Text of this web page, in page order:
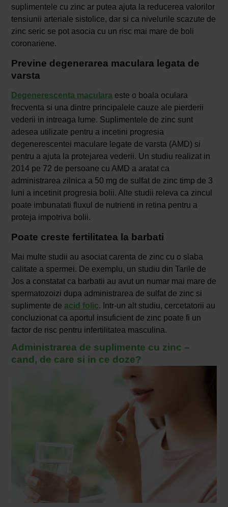
suplimentele cu zinc ar putea ajuta la reducerea valorilor
tensiunii arteriale sistolice, dar si ca nivelurile scazute de
zinc seric se pot asocia cu un risc mai mare de boli
coronariene.
Previne degenerarea maculara legata de
varsta
Degenerescenta maculara este o boala oculara
frecventa si una dintre principalele cauze ale pierderii
vederii in intreaga lume. Suplimentele de zinc sunt
adesea utilizate pentru a incetini progresia
degenerescentei maculare legate de varsta (AMD) si
pentru a ajuta la protejarea vederii. Un studiu realizat in
2014 pe 72 de persoane cu AMD a aratat ca
administrarea zilnica a 50 mg de sulfat de zinc timp de 3
luni a incetinit progresia bolii. Alte studii releva ca zincul
poate imbunatati fluxul de nutrienti in retina pentru a
proteja impotriva bolii.
Poate creste fertilitatea la barbati
Mai multe studii au asociat carenta de zinc cu o slaba
calitate a spermei. De exemplu, un studiu din Tarile de
Jos a constatat ca barbatii au avut un numar mai mare de
spermatozoizi dupa administrarea de sulfat de zinc si
suplimente de acid folic. Intr-un alt studiu, cercetatorii au
concluzionat ca aportul insuficient de zinc poate fi un
factor de risc pentru infertilitatea masculina.
Administrarea de suplimente cu zinc –
cand, de care si in ce doze?